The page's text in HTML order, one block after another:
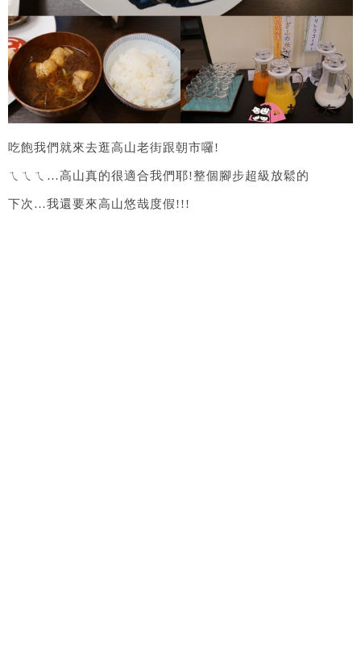
吃飽我們就來去逛高山老街跟朝市囉!
ㄟㄟㄟ…高山真的很適合我們耶!整個腳步超級放鬆的
下次…我還要來高山悠哉度假!!!